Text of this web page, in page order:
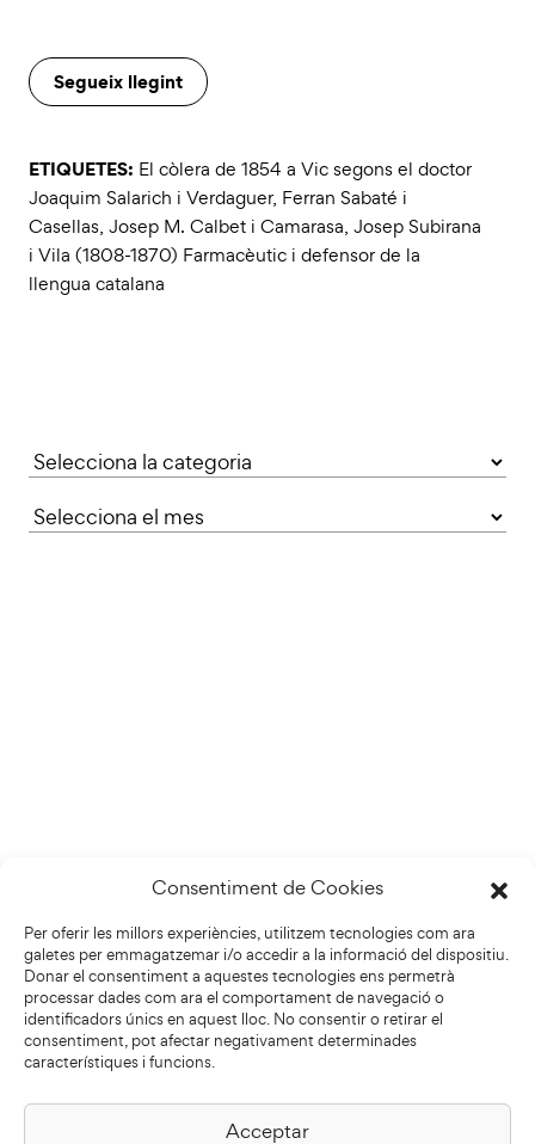
Consentiment de Cookies
Per oferir les millors experiències, utilitzem tecnologies com ara
galetes per emmagatzemar i/o accedir a la informació del dispositiu.
Donar el consentiment a aquestes tecnologies ens permetrà
processar dades com ara el comportament de navegació o
identificadors únics en aquest lloc. No consentir o retirar el
consentiment, pot afectar negativament determinades
característiques i funcions.
Acceptar
Segueix llegint
ETIQUETES: El còlera de 1854 a Vic segons el doctor
Joaquim Salarich i Verdaguer, Ferran Sabaté i
Casellas, Josep M. Calbet i Camarasa, Josep Subirana
i Vila (1808-1870) Farmacèutic i defensor de la
llengua catalana
Categories